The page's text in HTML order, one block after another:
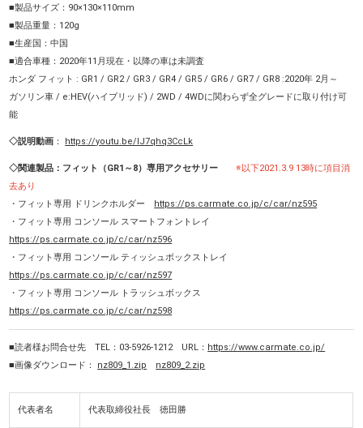
■製品サイズ：90×130×110mm
■製品重量：120g
■生産国：中国
■適合車種：2020年11月現在・以降の車は未調査
ホンダ フィット : GR1 / GR2 / GR3 / GR4 / GR5 / GR6 / GR7 / GR8 :2020年 2月～
ガソリン車 / e:HEV(ハイブリッド) / 2WD / 4WDに関わらず全グレードに取り付け可
能
◇説明動画 ： https://youtu.be/lJ7qhq3CcLk
◇関連製品：フィット（GR1～8）専用アクセサリー※以下2021.3.9 13時に項目消
去あり
・フィット専用 ドリンクホルダー https://ps.carmate.co.jp/c/car/nz595
・フィット専用 コンソール スマートフォントレイ
https://ps.carmate.co.jp/c/car/nz596
・ フィット専用 コンソール ティッシュボックストレイ
https://ps.carmate.co.jp/c/car/nz597
・ フィット専用 コンソール トラッシュボックス
https://ps.carmate.co.jp/c/car/nz598
■読者様お問合せ先 TEL：03-5926-1212 URL： https://www.carmate.co.jp/
■画像ダウンロード： nz809_1.zip nz809_2.zip
代表者名 代表取締役社長 徳田勝